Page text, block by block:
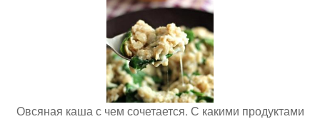
Овсяная каша с чем сочетается. С какими продуктами